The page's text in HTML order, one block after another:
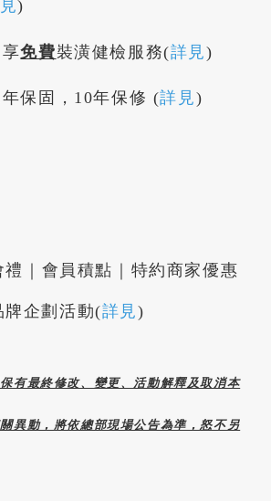
)
免費裝潢健檢服務(詳見)
保固，10年保修 (詳見)
｜會員積點｜特約商家優惠
牌企劃活動(詳見)
有最終修改、變更、活動解釋及取消本
異動，將依總部現場公告為準，怒不另